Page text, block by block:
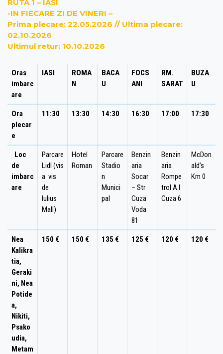
RUTA 1 – IASI
-IN FIECARE ZI DE VINERI –
Prima plecare: 22.05.2026 // Ultima plecare:
02.10.2026
Ultimul retur: 10.10.2026
Oras
imbarc
are
IASI
ROMA
N
BACA
U
FOCS
ANI
RM.
SARAT
BUZA
U
Ora
plecar
e
11:30 13:30 14:30 16:30 17:00 17:30
Loc
de
imbarc
are
Parcare
Lidl (vis
a vis
de
Iulius
Mall)
Hotel
Roman
Parcare
Stadio
n
Munici
pal
Benzin
aria
Socar
– Str
Cuza
Voda
81
Benzin
aria
Rompe
trol A.I
Cuza 6
McDon
ald’s
Km 0
Nea
Kalikra
tia,
Geraki
ni, Nea
Potide
a,
Nikiti,
Psako
udia,
Metam
150 € 150 € 135 € 125 € 120 € 120 €